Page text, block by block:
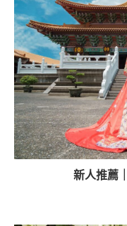
新人推薦